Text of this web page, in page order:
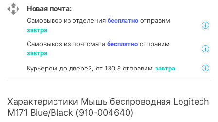
Новая почта:
Самовывоз из отделения бесплатно отправим
завтра
Самовывоз из почтомата бесплатно отправим
завтра
Курьером до дверей, от 130 ₴ отправим завтра
Характеристики Мышь беспроводная Logitech
M171 Blue/Black (910-004640)